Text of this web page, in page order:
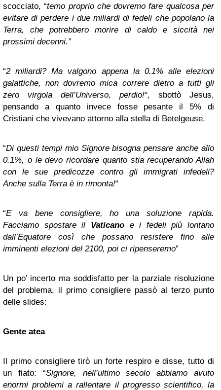
scocciato, “temo proprio che dovremo fare qualcosa per
evitare di perdere i due miliardi di fedeli che popolano la
Terra, che potrebbero morire di caldo e siccità nei
prossimi decenni.”
“2 miliardi? Ma valgono appena la 0.1% alle elezioni
galattiche, non dovremo mica correre dietro a tutti gli
zero virgola dell’Universo, perdio!“, sbottò Jesus,
pensando a quanto invece fosse pesante il 5% di
Cristiani che vivevano attorno alla stella di Betelgeuse.
“Di questi tempi mio Signore bisogna pensare anche allo
0.1%, o le devo ricordare quanto stia recuperando Allah
con le sue predicozze contro gli immigrati infedeli?
Anche sulla Terra è in rimonta!“
“E va bene consigliere, ho una soluzione rapida.
Facciamo spostare il Vaticanoe i fedeli più lontano
dall’Equatore così che possano resistere fino alle
imminenti elezioni del 2100, poi ci ripenseremo”
Un po’ incerto ma soddisfatto per la parziale risoluzione
del problema, il primo consigliere passò al terzo punto
delle slides:
Gente atea
Il primo consigliere tirò un forte respiro e disse, tutto di
un fiato: “Signore, nell’ultimo secolo abbiamo avuto
enormi problemi a rallentare il progresso scientifico, la